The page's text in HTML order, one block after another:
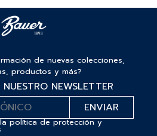
de nuevas colecciones,
productos y más?
NEWSLETTER
lapolítica de protección y